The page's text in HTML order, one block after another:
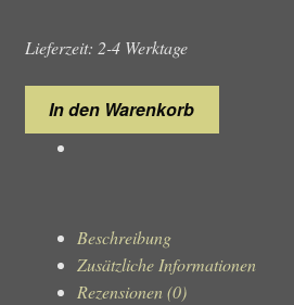
Lieferzeit: 2-4 Werktage
Guess
W1031L2
Menge
In den Warenkorb
Beschreibung
Zusätzliche Informationen
Rezensionen (0)